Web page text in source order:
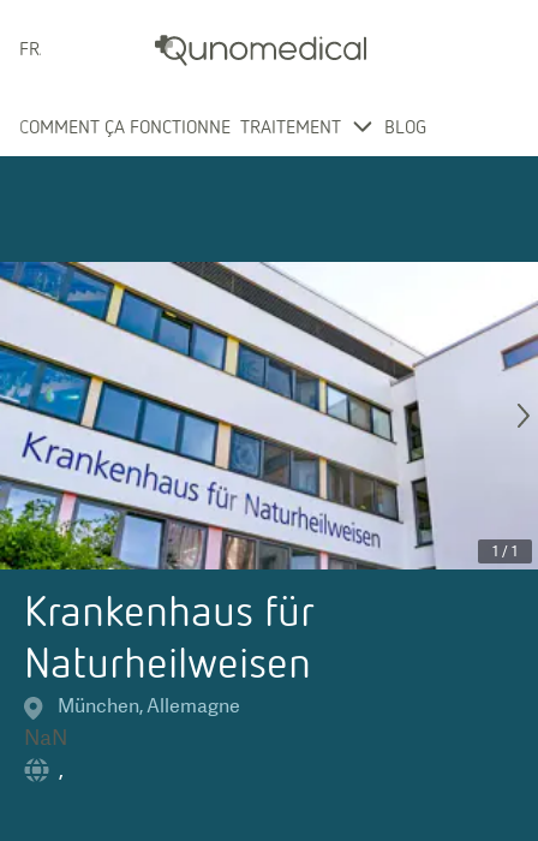
FRANÇAIS
COMMENT ÇA FONCTIONNE TRAITEMENT BLOG
1 / 1
Krankenhaus für
Naturheilweisen
München,Allemagne
NaN
,